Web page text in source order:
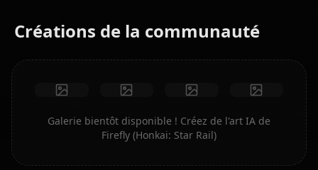
Créations de la communauté
Galerie bientôt disponible ! Créez de l'art IA de
Firefly (Honkai: Star Rail)